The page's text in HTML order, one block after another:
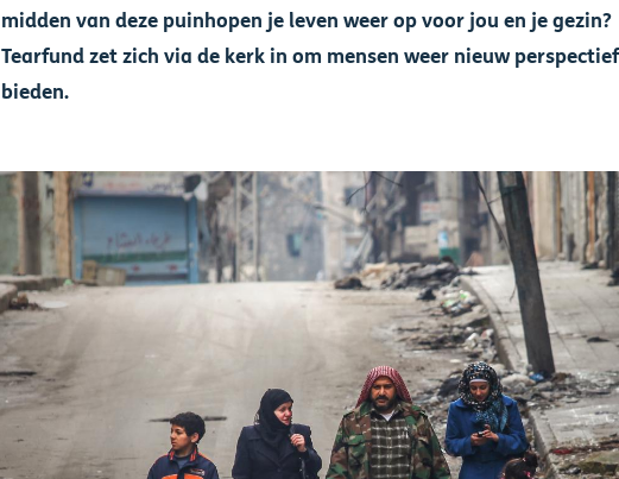
midden van deze puinhopen je leven weer op voor jou en je gezin?
Tearfund zet zich via de kerk in om mensen weer nieuw
bieden.